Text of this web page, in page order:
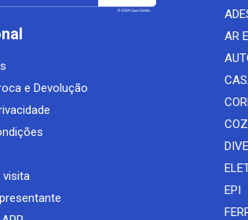
e Devolução
visita
AR
EPI